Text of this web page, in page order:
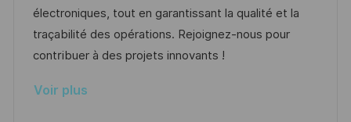
a
t
i
n
f
f
i
n
c
e
u
r
i
e
électroniques, tout en garantissant la qualité et la
traçabilité des opérations. Rejoignez-nous pour
contribuer à des projets innovants !
Voir plus